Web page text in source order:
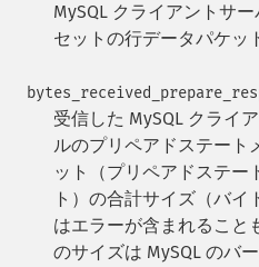
MySQL クライアントサ
セットの行データパケッ
受信した MySQL クライ
ルのプリペアドステート
ット（プリペアドステー
ト）の合計サイズ（バイ
はエラーが含まれること
のサイズは MySQL のバ